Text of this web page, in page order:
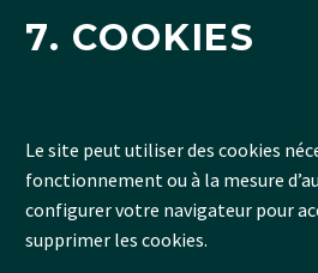
7. COOKIES
Le site peut utiliser des cookies
fonctionnement ou à la mesure
configurer votre navigateur pour
supprimer les cookies.